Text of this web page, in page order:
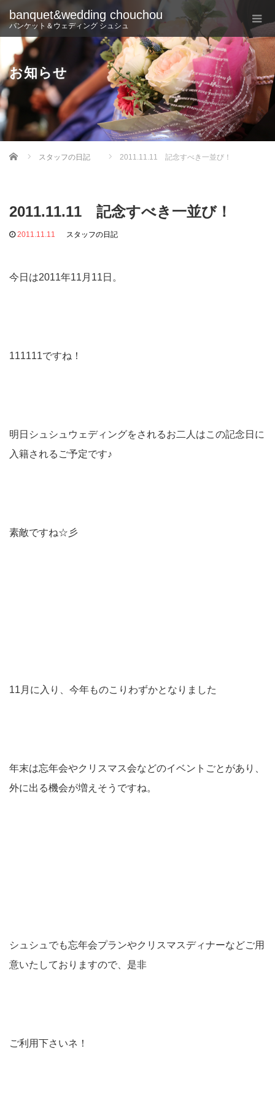
banquet&wedding chouchou
バンケット＆ウェディング シュシュ
お知らせ
Home スタッフの日記 2011.11.11 記念すべき一並び！
2011.11.11 記念すべき一並び！
2011.11.11 スタッフの日記
今日は2011年11月11日。
111111ですね！
明日シュシュウェディングをされるお二人はこの記念日に
入籍されるご予定です♪
素敵ですね☆彡
11月に入り、今年ものこりわずかとなりました
年末は忘年会やクリスマス会などのイベントごとがあり、
外に出る機会が増えそうですね。
シュシュでも忘年会プランやクリスマスディナーなどご用
意いたしておりますので、是非
ご利用下さいネ！